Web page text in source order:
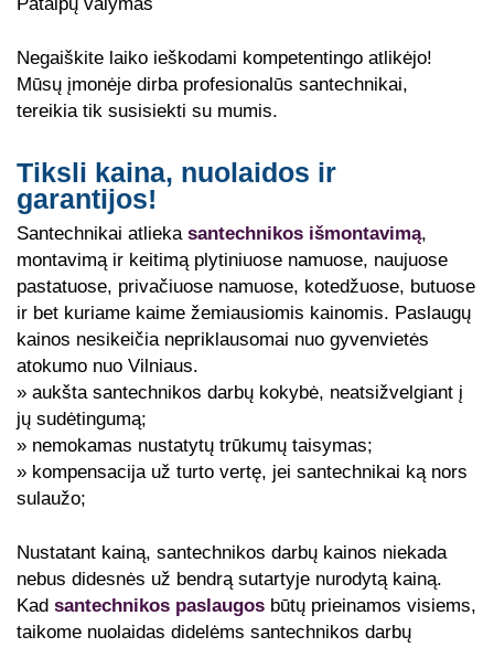
Negaiškite laiko ieškodami kompetentingo atlikėjo!
Mūsų įmonėje dirba profesionalūs santechnikai,
tereikia tik susisiekti su mumis.
Tiksli kaina, nuolaidos ir
garantijos!
Santechnikai atlieka santechnikos išmontavimą,
montavimą ir keitimą plytiniuose namuose, naujuose
pastatuose, privačiuose namuose, kotedžuose, butuose
ir bet kuriame kaime žemiausiomis kainomis. Paslaugų
kainos nesikeičia nepriklausomai nuo gyvenvietės
atokumo nuo Vilniaus.
» aukšta santechnikos darbų kokybė, neatsižvelgiant į
jų sudėtingumą;
» nemokamas nustatytų trūkumų taisymas;
» kompensacija už turto vertę, jei santechnikai ką nors
sulaužo;
Nustatant kainą, santechnikos darbų kainos niekada
nebus didesnės už bendrą sutartyje nurodytą kainą.
Kad santechnikos paslaugos būtų prieinamos visiems,
taikome nuolaidas didelėms santechnikos darbų